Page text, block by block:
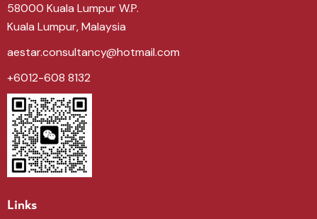
58000 Kuala Lumpur W.P.
Kuala Lumpur, Malaysia
aestar.consultancy@hotmail.com
+6012-608 8132
Links